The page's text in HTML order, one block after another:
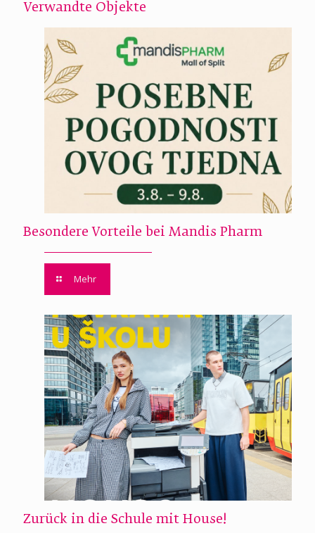
Verwandte Objekte
Besondere Vorteile bei Mandis Pharm
Mehr
Zurück in die Schule mit House!